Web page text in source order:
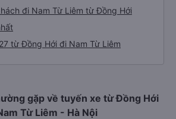
đi Nam Từ Liêm từ Đồng Hới
từ Đồng Hới đi Nam Từ Liêm
gặp về tuyến xe từ Đồng Hới
Từ Liêm - Hà Nội